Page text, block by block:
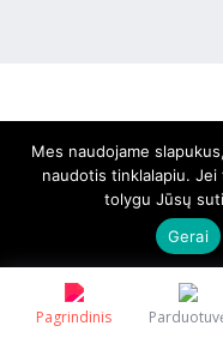
Pagrindinis
Mes naudojame
naudotis tinklalapiu.
tolygu Jūsų
Gerai